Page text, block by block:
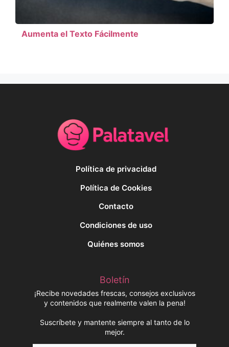
Aumenta el Texto Fácilmente
Política de privacidad
Política de Cookies
Contacto
Condiciones de uso
Quiénes somos
Boletín
¡Recibe novedades frescas, consejos exclusivos
y contenidos que realmente valen la pena!
Suscríbete y mantente siempre al tanto de lo
mejor.